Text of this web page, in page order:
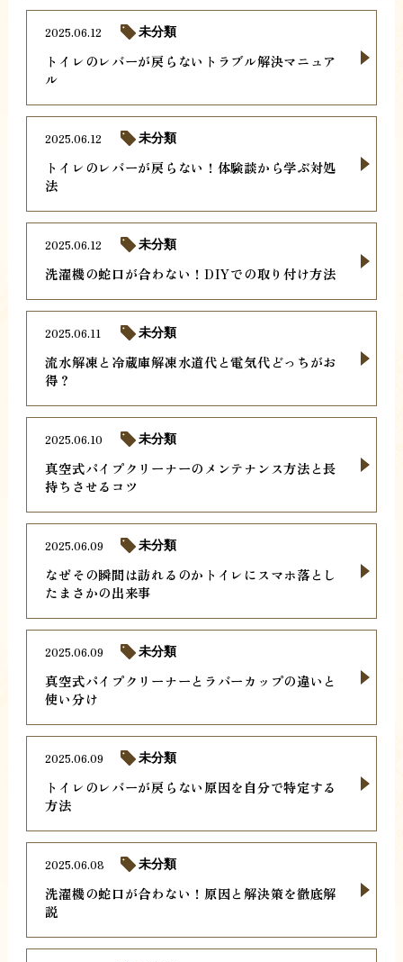
トイレのレバーが戻らないトラブル解決マニュア
ル
2025.06.12 未分類
トイレのレバーが戻らない！体験談から学ぶ対処
法
2025.06.12 未分類
洗濯機の蛇口が合わない！DIYでの取り付け方法
2025.06.12 未分類
流水解凍と冷蔵庫解凍水道代と電気代どっちがお
得？
2025.06.11 未分類
真空式パイプクリーナーのメンテナンス方法と長
持ちさせるコツ
2025.06.10 未分類
なぜその瞬間は訪れるのかトイレにスマホ落とし
たまさかの出来事
2025.06.09 未分類
真空式パイプクリーナーとラバーカップの違いと
使い分け
2025.06.09 未分類
トイレのレバーが戻らない原因を自分で特定する
方法
2025.06.09 未分類
洗濯機の蛇口が合わない！原因と解決策を徹底解
説
2025.06.08 未分類